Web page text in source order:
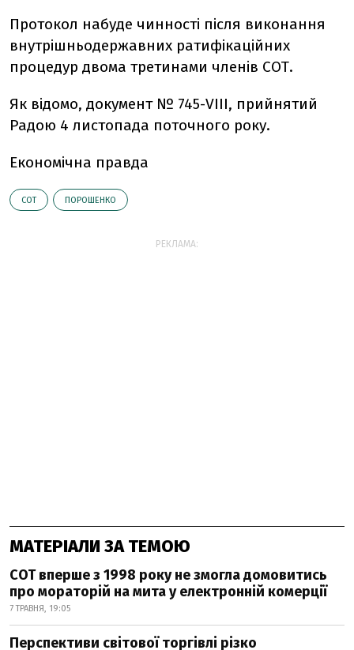
Протокол набуде чинності після виконання
внутрішньодержавних ратифікаційних
процедур двома третинами членів СОТ.
Як відомо, документ № 745-VIII, прийнятий
Радою 4 листопада поточного року.
Економічна правда
СОТ ПОРОШЕНКО
РЕКЛАМА:
МАТЕРІАЛИ ЗА ТЕМОЮ
СОТ вперше з 1998 року не змогла домовитись
про мораторій на мита у електронній комерції
7 ТРАВНЯ, 19:05
Перспективи світової торгівлі різко